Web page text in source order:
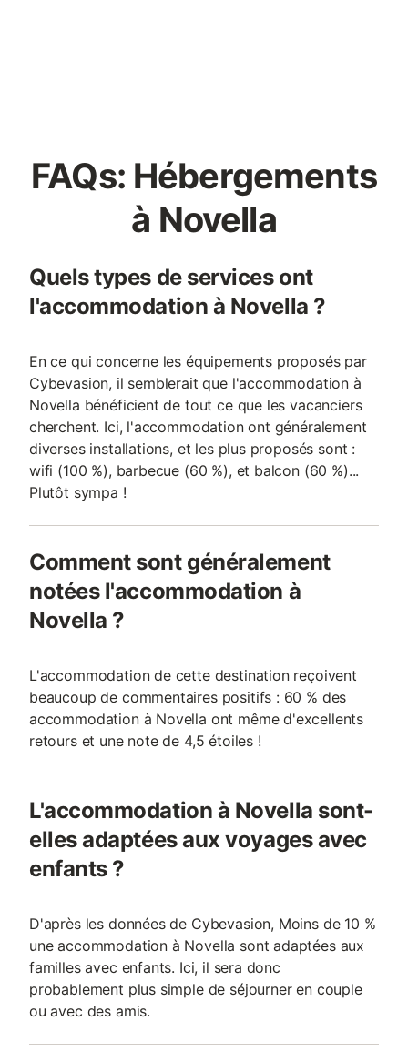
FAQs: Hébergements
à Novella
Quels types de services ont
l'accommodation à Novella ?
En ce qui concerne les équipements proposés par
Cybevasion, il semblerait que l'accommodation à
Novella bénéficient de tout ce que les vacanciers
cherchent. Ici, l'accommodation ont généralement
diverses installations, et les plus proposés sont :
wifi (100 %), barbecue (60 %), et balcon (60 %)...
Plutôt sympa !
Comment sont généralement
notées l'accommodation à
Novella ?
L'accommodation de cette destination reçoivent
beaucoup de commentaires positifs : 60 % des
accommodation à Novella ont même d'excellents
retours et une note de 4,5 étoiles !
L'accommodation à Novella sont-
elles adaptées aux voyages avec
enfants ?
D'après les données de Cybevasion, Moins de 10 %
une accommodation à Novella sont adaptées aux
familles avec enfants. Ici, il sera donc
probablement plus simple de séjourner en couple
ou avec des amis.